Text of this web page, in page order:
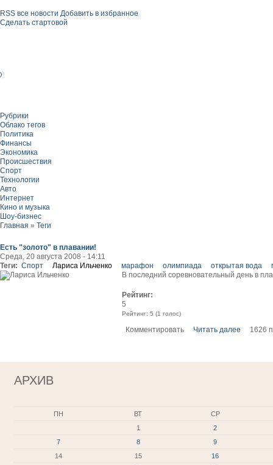
RSS все новости Добавить в избранное
Сделать стартовой
Рубрики
Облако тегов
Политика
Финансы
Экономика
Происшествия
Спорт
Технологии
Авто
Интернет
Кино и музыка
Шоу-бизнес
Главная » Теги
Есть "золото" в плавании!
Среда, 20 августа 2008 - 14:11
Теги: Спорт Лариса Ильченко марафон олимпиада открытая вода
В последний соревновательный день в
Рейтинг:
5
Рейтинг: 5 (1 голос)
Комментировать Читать далее 1626
АРХИВ
ПН ВТ
СР
1
2
7
8
9
14
15
16